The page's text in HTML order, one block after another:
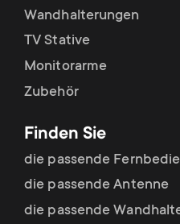
Wandhalterungen
TV Stative
Monitorarme
Zubehör
Finden Sie
die passende
die passende Antenne
die passende